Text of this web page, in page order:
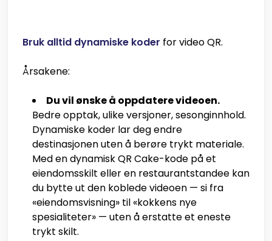
Bruk alltid dynamiske koder for video QR.
Årsakene:
Du vil ønske å oppdatere videoen.
Bedre opptak, ulike versjoner, sesonginnhold.
Dynamiske koder lar deg endre
destinasjonen uten å berøre trykt materiale.
Med en dynamisk QR Cake-kode på et
eiendomsskilt eller en restaurantstandee kan
du bytte ut den koblede videoen — si fra
«eiendomsvisning» til «kokkens nye
spesialiteter» — uten å erstatte et eneste
trykt skilt.